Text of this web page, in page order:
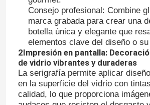
Consejo profesional: Combine
marca grabada para crear una
botella única y elegante que
elementos clave del diseño o
2Impresión en pantalla:
de vidrio vibrantes y duraderas
La serigrafía permite aplicar
en la superficie del vidrio con
calidad, lo que proporciona